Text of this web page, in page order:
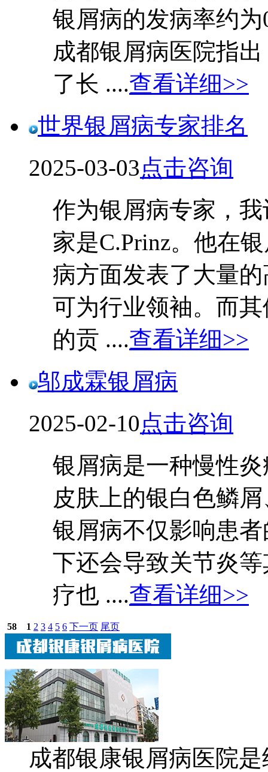
银屑病的发病率约
成都银屑病医院指
了长 ....查看详细>>
世界银屑病专家排名
2025-03-03点击咨询
作为银屑病专家，
家是C.Prinz。他在
病方面发表了大量
可为行业领袖。而
的贡 ....查看详细>>
邬成霖银屑病
2025-02-10点击咨询
银屑病是一种慢性
皮肤上的银白色鳞
银屑病不仅影响患
下还会导致关节炎
疗也 ....查看详细>>
58 1 2 3 4 5 6 下一页 尾页
成都银康银屑病医院